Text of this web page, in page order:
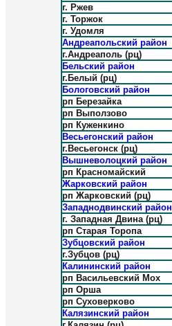
г. Ржев
г. Торжок
г. Удомля
Андреапольский район
г.Андреаполь (рц)
Бельский район
г.Белый (рц)
Бологовский район
рп Березайка
рп Выползово
рп Куженкино
Весьегонский район
г.Весьегонск (рц)
Вышневолоцкий район
рп Красномайский
Жарковский район
рп Жарковский (рц)
Западнодвинский район
г. Западная Двина (рц)
рп Старая Торопа
Зубцовский район
г.Зубцов (рц)
Калининский район
рп Васильевский Мох
рп Орша
рп Суховерково
Калязинский район